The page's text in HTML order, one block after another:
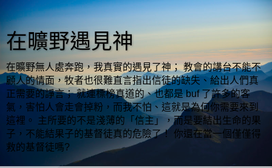
在曠野遇見神
在曠野無人處奔跑，我真實的遇見了神； 教會的講台不能不
顧人的情面，牧者也很難直言指出信徒的缺失、給出人們真
正需要的諍言； 就連標榜真道的、也都是 buf 了許多的客
氣，害怕人會走會掉粉，而我不怕、這就是為何你需要來到
這裡。 主所要的不是淺薄的「信主」，而是要結出生命的果
子，不能結果子的基督徒真的危險了！ 你還在當一個僅僅得
救的基督徒嗎?